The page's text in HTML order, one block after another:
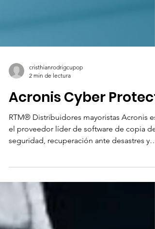
2 min de lectura
Acronis Cyber Protect
RTM® Distribuidores mayoristas Acronis es
el proveedor líder de software de copia de
acceso a...